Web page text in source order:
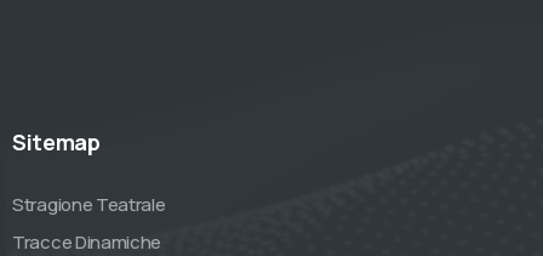
Sitemap
Stragione Teatrale
Tracce Dinamiche